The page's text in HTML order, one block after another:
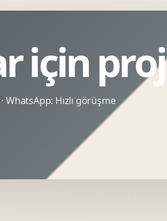
için
· WhatsApp: Hızlı görüşme